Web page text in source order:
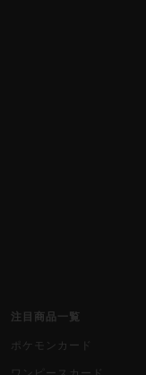
注目商品一覧
ポケモンカード